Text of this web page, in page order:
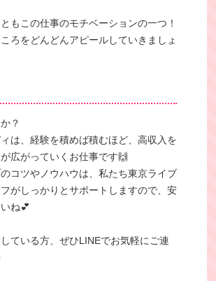
もこの仕事のモチベーションの一つ！
ろをどんどんアピールしていきましょ
？
は、経験を積めば積むほど、高収入を
広がっていくお仕事です🙌
コツやノウハウは、私たち東京ライブ
がしっかりとサポートしますので、安
ね💕
ている方、ぜひLINEでお気軽にご連